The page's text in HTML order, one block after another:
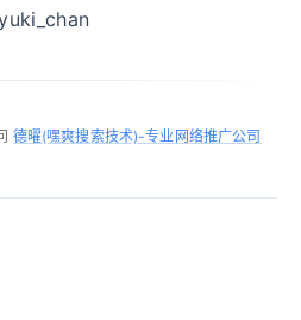
德曜(嘿爽搜索技术)-专业网络推广公司